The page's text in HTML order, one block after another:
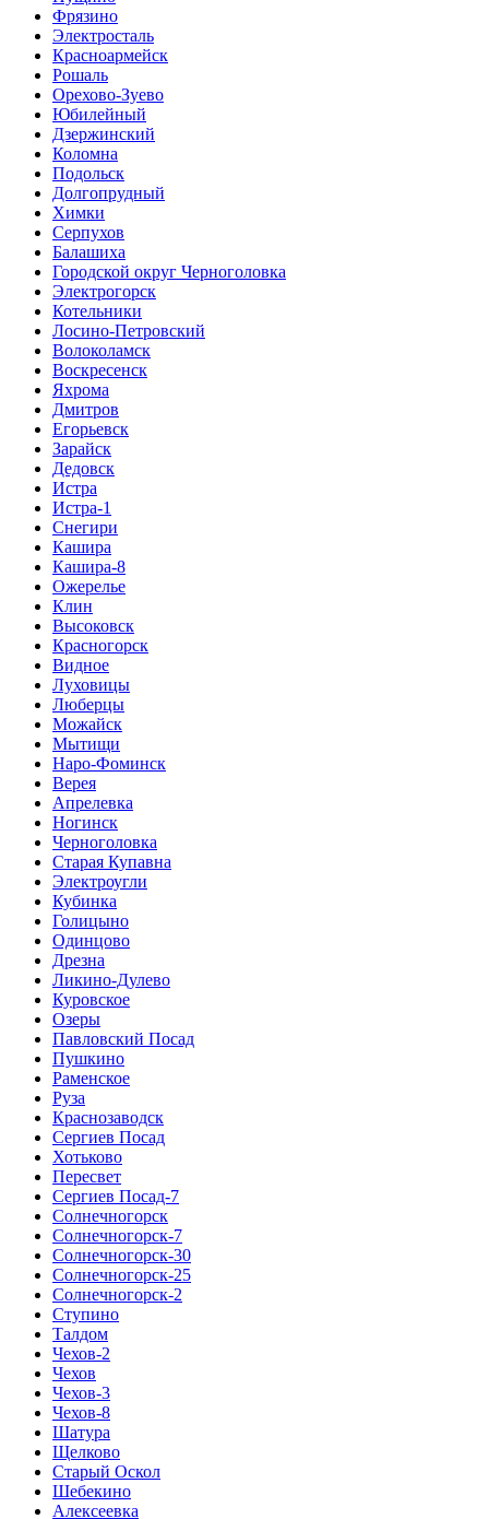
Фрязино
Электросталь
Красноармейск
Рошаль
Орехово-Зуево
Юбилейный
Дзержинский
Коломна
Подольск
Долгопрудный
Химки
Серпухов
Балашиха
Городской округ Черноголовка
Электрогорск
Котельники
Лосино-Петровский
Волоколамск
Воскресенск
Яхрома
Дмитров
Егорьевск
Зарайск
Дедовск
Истра
Истра-1
Снегири
Кашира
Кашира-8
Ожерелье
Клин
Высоковск
Красногорск
Видное
Луховицы
Люберцы
Можайск
Мытищи
Наро-Фоминск
Верея
Апрелевка
Ногинск
Черноголовка
Старая Купавна
Электроугли
Кубинка
Голицыно
Одинцово
Дрезна
Ликино-Дулево
Куровское
Озеры
Павловский Посад
Пушкино
Раменское
Руза
Краснозаводск
Сергиев Посад
Хотьково
Пересвет
Сергиев Посад-7
Солнечногорск
Солнечногорск-7
Солнечногорск-30
Солнечногорск-25
Солнечногорск-2
Ступино
Талдом
Чехов-2
Чехов
Чехов-3
Чехов-8
Шатура
Щелково
Старый Оскол
Шебекино
Алексеевка